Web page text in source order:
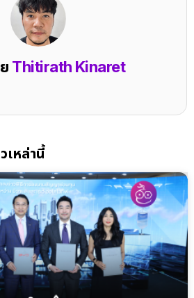
Thitirath Kinaret
เหล่านี้